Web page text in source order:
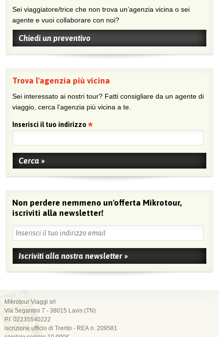
Sei viaggiatore/trice che non trova un’agenzia vicina o sei
agente e vuoi collaborare con noi?
Chiedi un preventivo
Trova l'agenzia più vicina
Sei interessato ai nostri tour? Fatti consigliare da un agente di
viaggio, cerca l'agenzia più vicina a te.
Inserisci il tuo indirizzo
Non perdere nemmeno un'offerta Mikrotour,
iscriviti alla newsletter!
Mikrotour Viaggi srl
Via Segantini 7 - 38015 Lavis (TN)
P.I. 02235540222
iscrizione ufficio di Trento - REA n. 209581